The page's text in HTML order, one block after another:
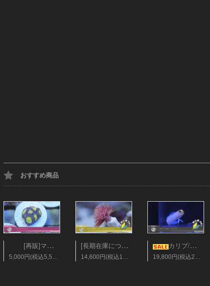
おすすめ商品
[再販]マメスナギンチャク フラグ28mm ソラマメ
5,000円(税込5,500円)
[長期在庫につき会員25%オフ][レア]美ハードチューブ オレンジレッド Sサイズ
14,600円(税込16,060円)
カリブ/イエローヘッドジョー Sサイズ
19,800円(税込21,780円)